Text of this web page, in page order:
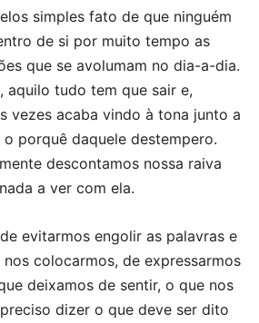
simples fato de que ninguém
de si por muito tempo as
que se avolumam no dia-a-dia.
aquilo tudo tem que sair e,
vezes acaba vindo à tona junto a
porquê daquele destempero.
descontamos nossa raiva
a ver com ela.
evitarmos engolir as palavras e
colocarmos, de expressarmos
deixamos de sentir, o que nos
dizer o que deve ser dito